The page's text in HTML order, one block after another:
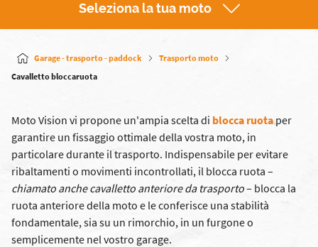
Seleziona la tua moto
Garage - trasporto - paddock
Trasporto moto
Cavalletto bloccaruota
Moto Vision vi propone un'ampia scelta di blocca ruotaper
garantire un fissaggio ottimale della vostra moto, in
particolare durante il trasporto. Indispensabile per evitare
ribaltamenti o movimenti incontrollati, il blocca ruota –
chiamato anche cavalletto anteriore da trasporto– blocca la
ruota anteriore della moto e le conferisce una stabilità
fondamentale, sia su un rimorchio, in un furgone o
semplicemente nel vostro garage.